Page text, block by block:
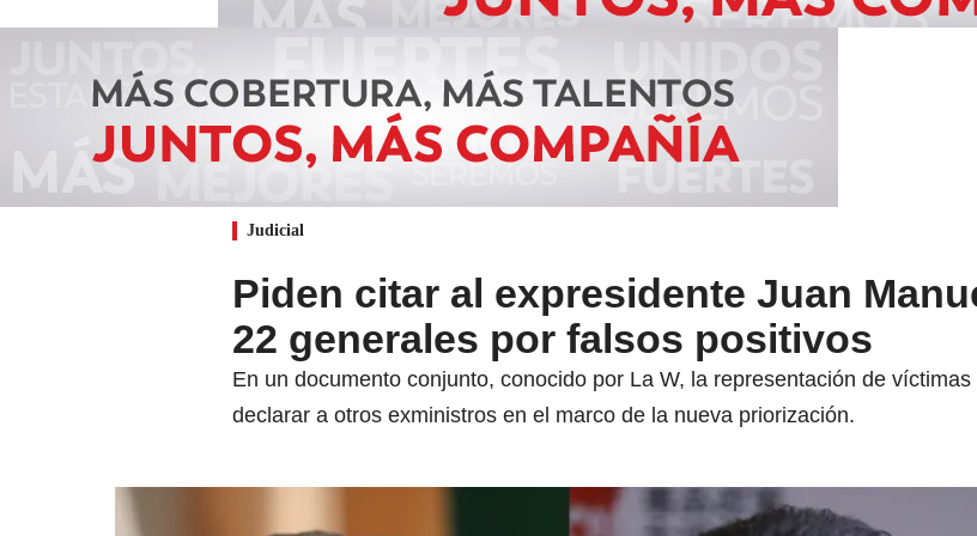
Judicial
Piden citar al expresidente Juan
22 generales por falsos positivos
En un documento conjunto, conocido por La W, la representación de
declarar a otros exministros en el marco de la nueva priorización.